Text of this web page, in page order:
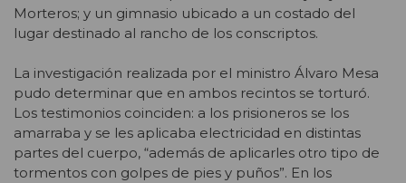
Morteros; y un gimnasio ubicado a un costado del
lugar destinado al rancho de los conscriptos.
La investigación realizada por el ministro Álvaro Mesa
pudo determinar que en ambos recintos se torturó.
Los testimonios coinciden: a los prisioneros se los
amarraba y se les aplicaba electricidad en distintas
partes del cuerpo, “además de aplicarles otro tipo de
tormentos con golpes de pies y puños”. En los